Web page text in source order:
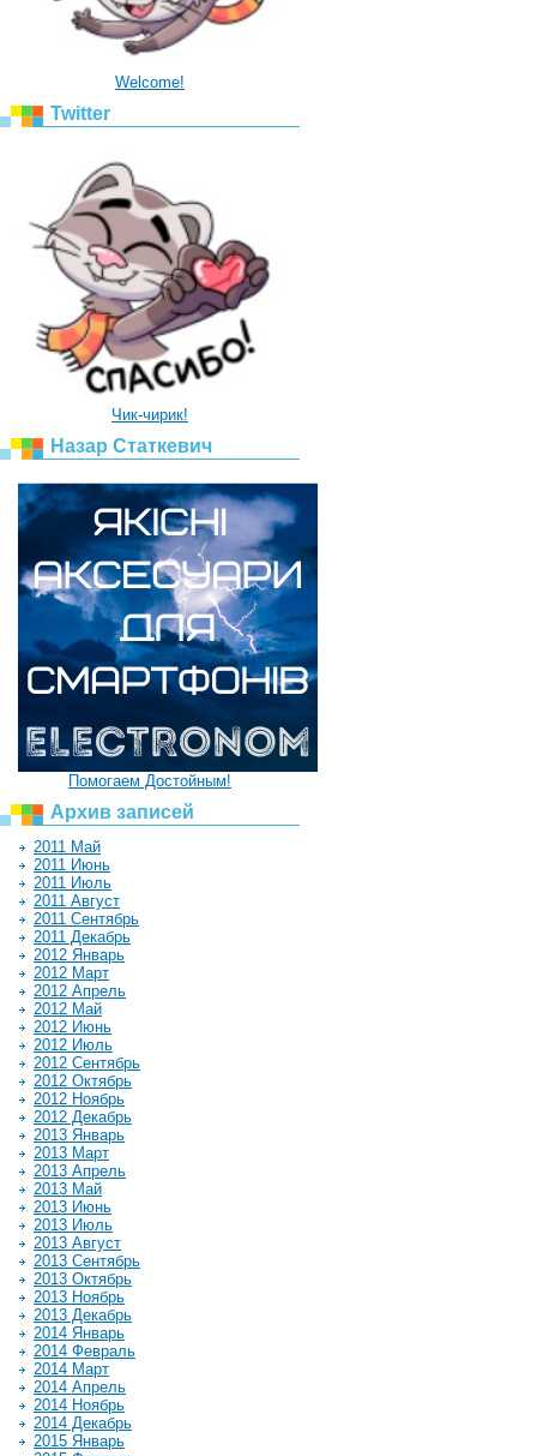
Welcome!
Twitter
Чик-чирик!
Назар Статкевич
Помогаем Достойным!
Архив записей
2011 Май
2011 Июнь
2011 Июль
2011 Август
2011 Сентябрь
2011 Декабрь
2012 Январь
2012 Март
2012 Апрель
2012 Май
2012 Июнь
2012 Июль
2012 Сентябрь
2012 Октябрь
2012 Ноябрь
2012 Декабрь
2013 Январь
2013 Март
2013 Апрель
2013 Май
2013 Июнь
2013 Июль
2013 Август
2013 Сентябрь
2013 Октябрь
2013 Ноябрь
2013 Декабрь
2014 Январь
2014 Февраль
2014 Март
2014 Апрель
2014 Ноябрь
2014 Декабрь
2015 Январь